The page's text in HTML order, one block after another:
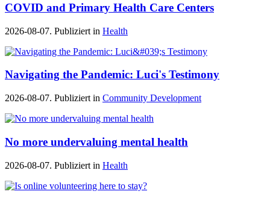
COVID and Primary Health Care Centers
2026-08-07. Publiziert in Health
Navigating the Pandemic: Luci's Testimony
2026-08-07. Publiziert in Community Development
No more undervaluing mental health
2026-08-07. Publiziert in Health